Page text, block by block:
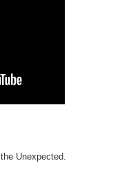
Unexpected.